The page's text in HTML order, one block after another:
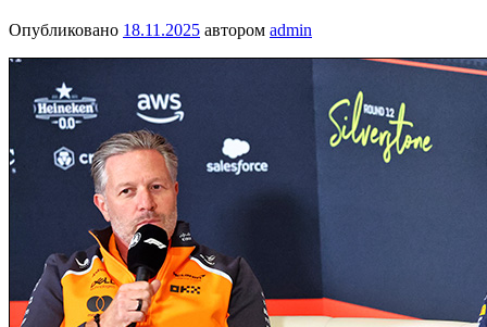
Опубликовано 18.11.2025 автором admin